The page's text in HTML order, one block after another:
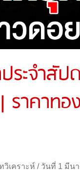
ะจำสัป
| ราคา
วิเคราะห์ / วันที่ 1 มีนา